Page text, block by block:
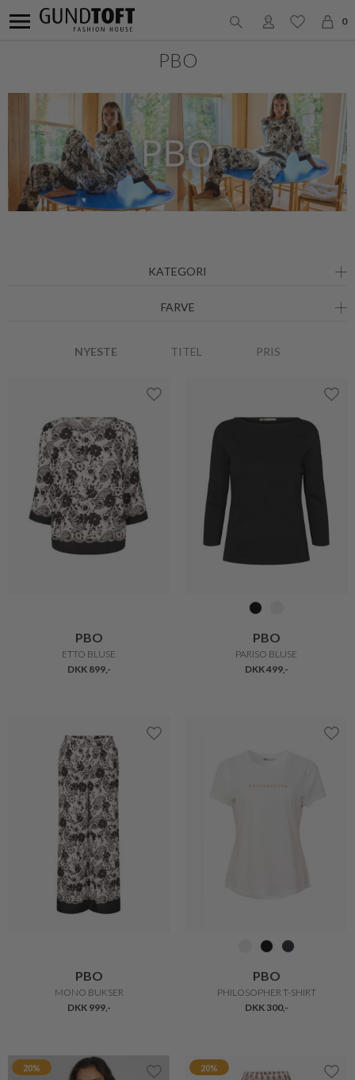
0
PBO
KATEGORI
FARVE
NYESTE TITEL PRIS
PBO
ETTO BLUSE
DKK 899,-
PBO
PARISO BLUSE
DKK 499,-
PBO
MONO BUKSER
DKK 999,-
PBO
PHILOSOPHER T-SHIRT
DKK 300,-
20% 20%